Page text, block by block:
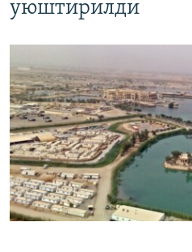
Озодлик бошқа тилларда
уюштирилди